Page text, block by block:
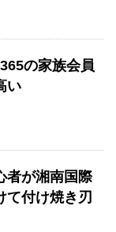
の家族会員
い
者が湘南国際
て付け焼き刃